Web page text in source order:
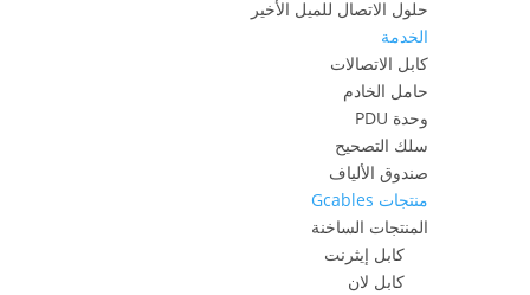
حلول الاتصال للميل الأخير
الخدمة
كابل الاتصالات
حامل الخادم
وحدة PDU
سلك التصحيح
صندوق الألياف
منتجات Gcables
المنتجات الساخنة
كابل إيثرنت
كابل لان